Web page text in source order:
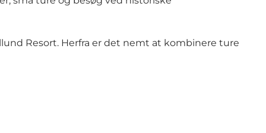
Resort. Herfra er det nemt at kombinere ture